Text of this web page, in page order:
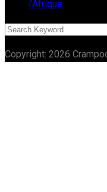
l’Afrique
Copyright: 2026